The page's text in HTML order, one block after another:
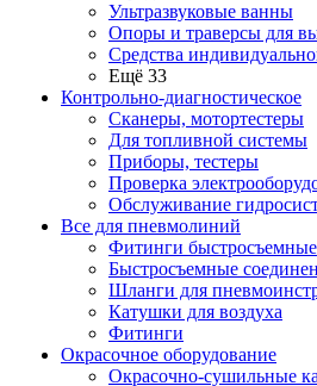
Ультразвуковые ванны
Опоры и траверсы для
Средства
Ещё 33
Контрольно-диагностическое
Сканеры, мотортестеры
Для топливной системы
Приборы, тестеры
Проверка
Обслуживание
Все для пневмолиний
Фитинги быстросъемные
Быстросъемные
Шланги для
Катушки для воздуха
Фитинги
Окрасочное оборудование
Окрасочно-сушильные